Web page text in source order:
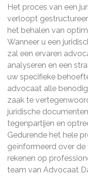
Het proces van een
verloopt
het behalen van
Wanneer u een
zal een ervaren
analyseren en een
uw specifieke
advocaat alle
zaak te
juridische
tegenpartijen en
Gedurende het hele
geïnformeerd over
rekenen op
team van Advocaat